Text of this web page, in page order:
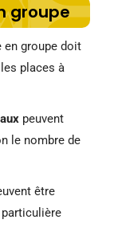
groupe
en groupe doit
places à
peuvent
le nombre de
être